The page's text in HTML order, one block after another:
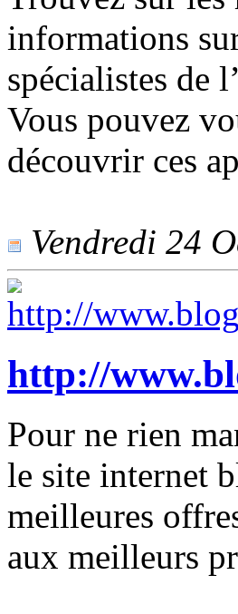
informations
spécialistes de
Vous pouvez
découvrir ces
Vendredi 24
http://
Pour ne rien
le site internet
meilleures
aux meilleurs